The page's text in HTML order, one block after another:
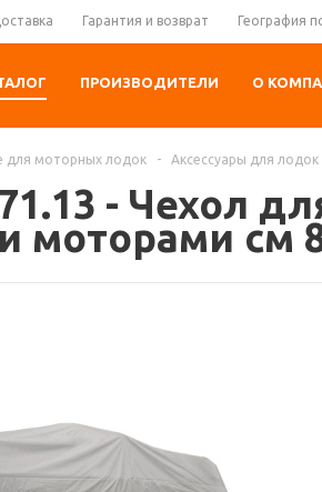
Гарантия и возврат География
ПРОИЗВОДИТЕЛИ О
для моторных лодок - Аксессуары для лодок
- Чехол
моторами см